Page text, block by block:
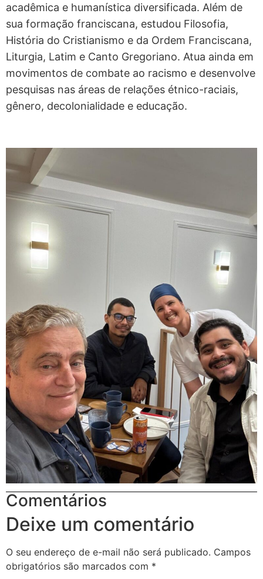
acadêmica e humanística diversificada. Além de
sua formação franciscana, estudou Filosofia,
História do Cristianismo e da Ordem Franciscana,
Liturgia, Latim e Canto Gregoriano. Atua ainda em
movimentos de combate ao racismo e desenvolve
pesquisas nas áreas de relações étnico-raciais,
gênero, decolonialidade e educação.
Comentários
Deixe um comentário
O seu endereço de e-mail não será publicado. Campos
obrigatórios são marcados com *